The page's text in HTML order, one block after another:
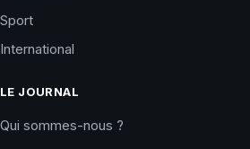
Sport
International
LE JOURNAL
Qui sommes-nous ?